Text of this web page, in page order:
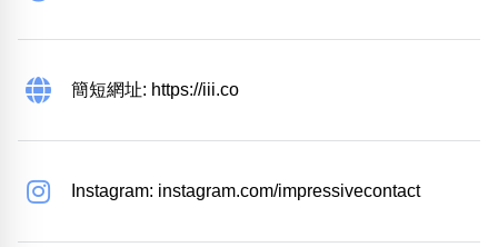
簡短網址: https://iii.co
Instagram: instagram.com/impressivecontact